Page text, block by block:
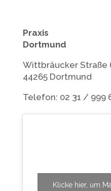
Praxis
Dortmund
Wittbräucker Straße
44265 Dortmund
Telefon: 02 31 / 999
Klicke hier, um